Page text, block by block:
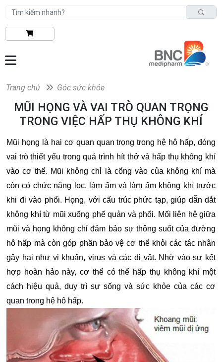
Trang chủ Góc sức khỏe
MŨI HỌNG VÀ VAI TRÒ QUAN TRỌNG
TRONG VIỆC HẤP THỤ KHÔNG KHÍ
Mũi họng là hai cơ quan quan trọng trong hệ hô hấp, đóng
vai trò thiết yếu trong quá trình hít thở và hấp thụ không khí
vào cơ thể. Mũi không chỉ là cổng vào của không khí mà
còn có chức năng lọc, làm ấm và làm ẩm không khí trước
khi đi vào phổi. Họng, với cấu trúc phức tạp, giúp dẫn dắt
không khí từ mũi xuống phế quản và phổi. Mối liên hệ giữa
mũi và họng không chỉ đảm bảo sự thông suốt của đường
hô hấp mà còn góp phần bảo vệ cơ thể khỏi các tác nhân
gây hại như vi khuẩn, virus và các dị vật. Nhờ vào sự kết
hợp hoàn hảo này, cơ thể có thể hấp thụ không khí một
cách hiệu quả, duy trì sự sống và sức khỏe của các cơ
quan trong hệ hô hấp.